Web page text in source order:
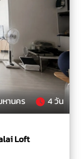
านคร 4 วัน
Loft